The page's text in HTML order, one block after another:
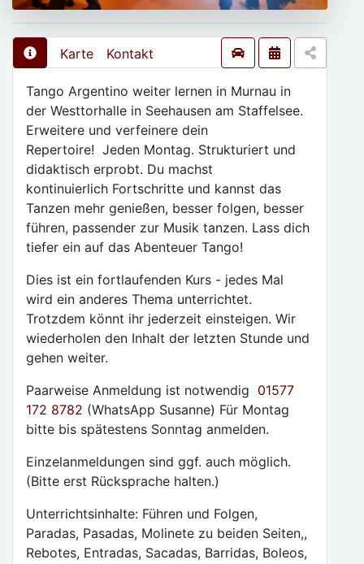
Karte Kontakt
Tango Argentino weiter lernen in Murnau in
der Westtorhalle in Seehausen am Staffelsee.
Erweitere und verfeinere dein
Repertoire! Jeden Montag. Strukturiert und
didaktisch erprobt. Du machst
kontinuierlich Fortschritte und kannst das
Tanzen mehr genießen, besser folgen, besser
führen, passender zur Musik tanzen. Lass dich
tiefer ein auf das Abenteuer Tango!
Dies ist ein fortlaufenden Kurs - jedes Mal
wird ein anderes Thema unterrichtet.
Trotzdem könnt ihr jederzeit einsteigen. Wir
wiederholen den Inhalt der letzten Stunde und
gehen weiter.
Paarweise Anmeldung ist notwendig 01577
172 8782 (WhatsApp Susanne) Für Montag
bitte bis spätestens Sonntag anmelden.
Einzelanmeldungen sind ggf. auch möglich.
(Bitte erst Rücksprache halten.)
Unterrichtsinhalte: Führen und Folgen,
Paradas, Pasadas, Molinete zu beiden Seiten,,
Rebotes, Entradas, Sacadas, Barridas, Boleos,